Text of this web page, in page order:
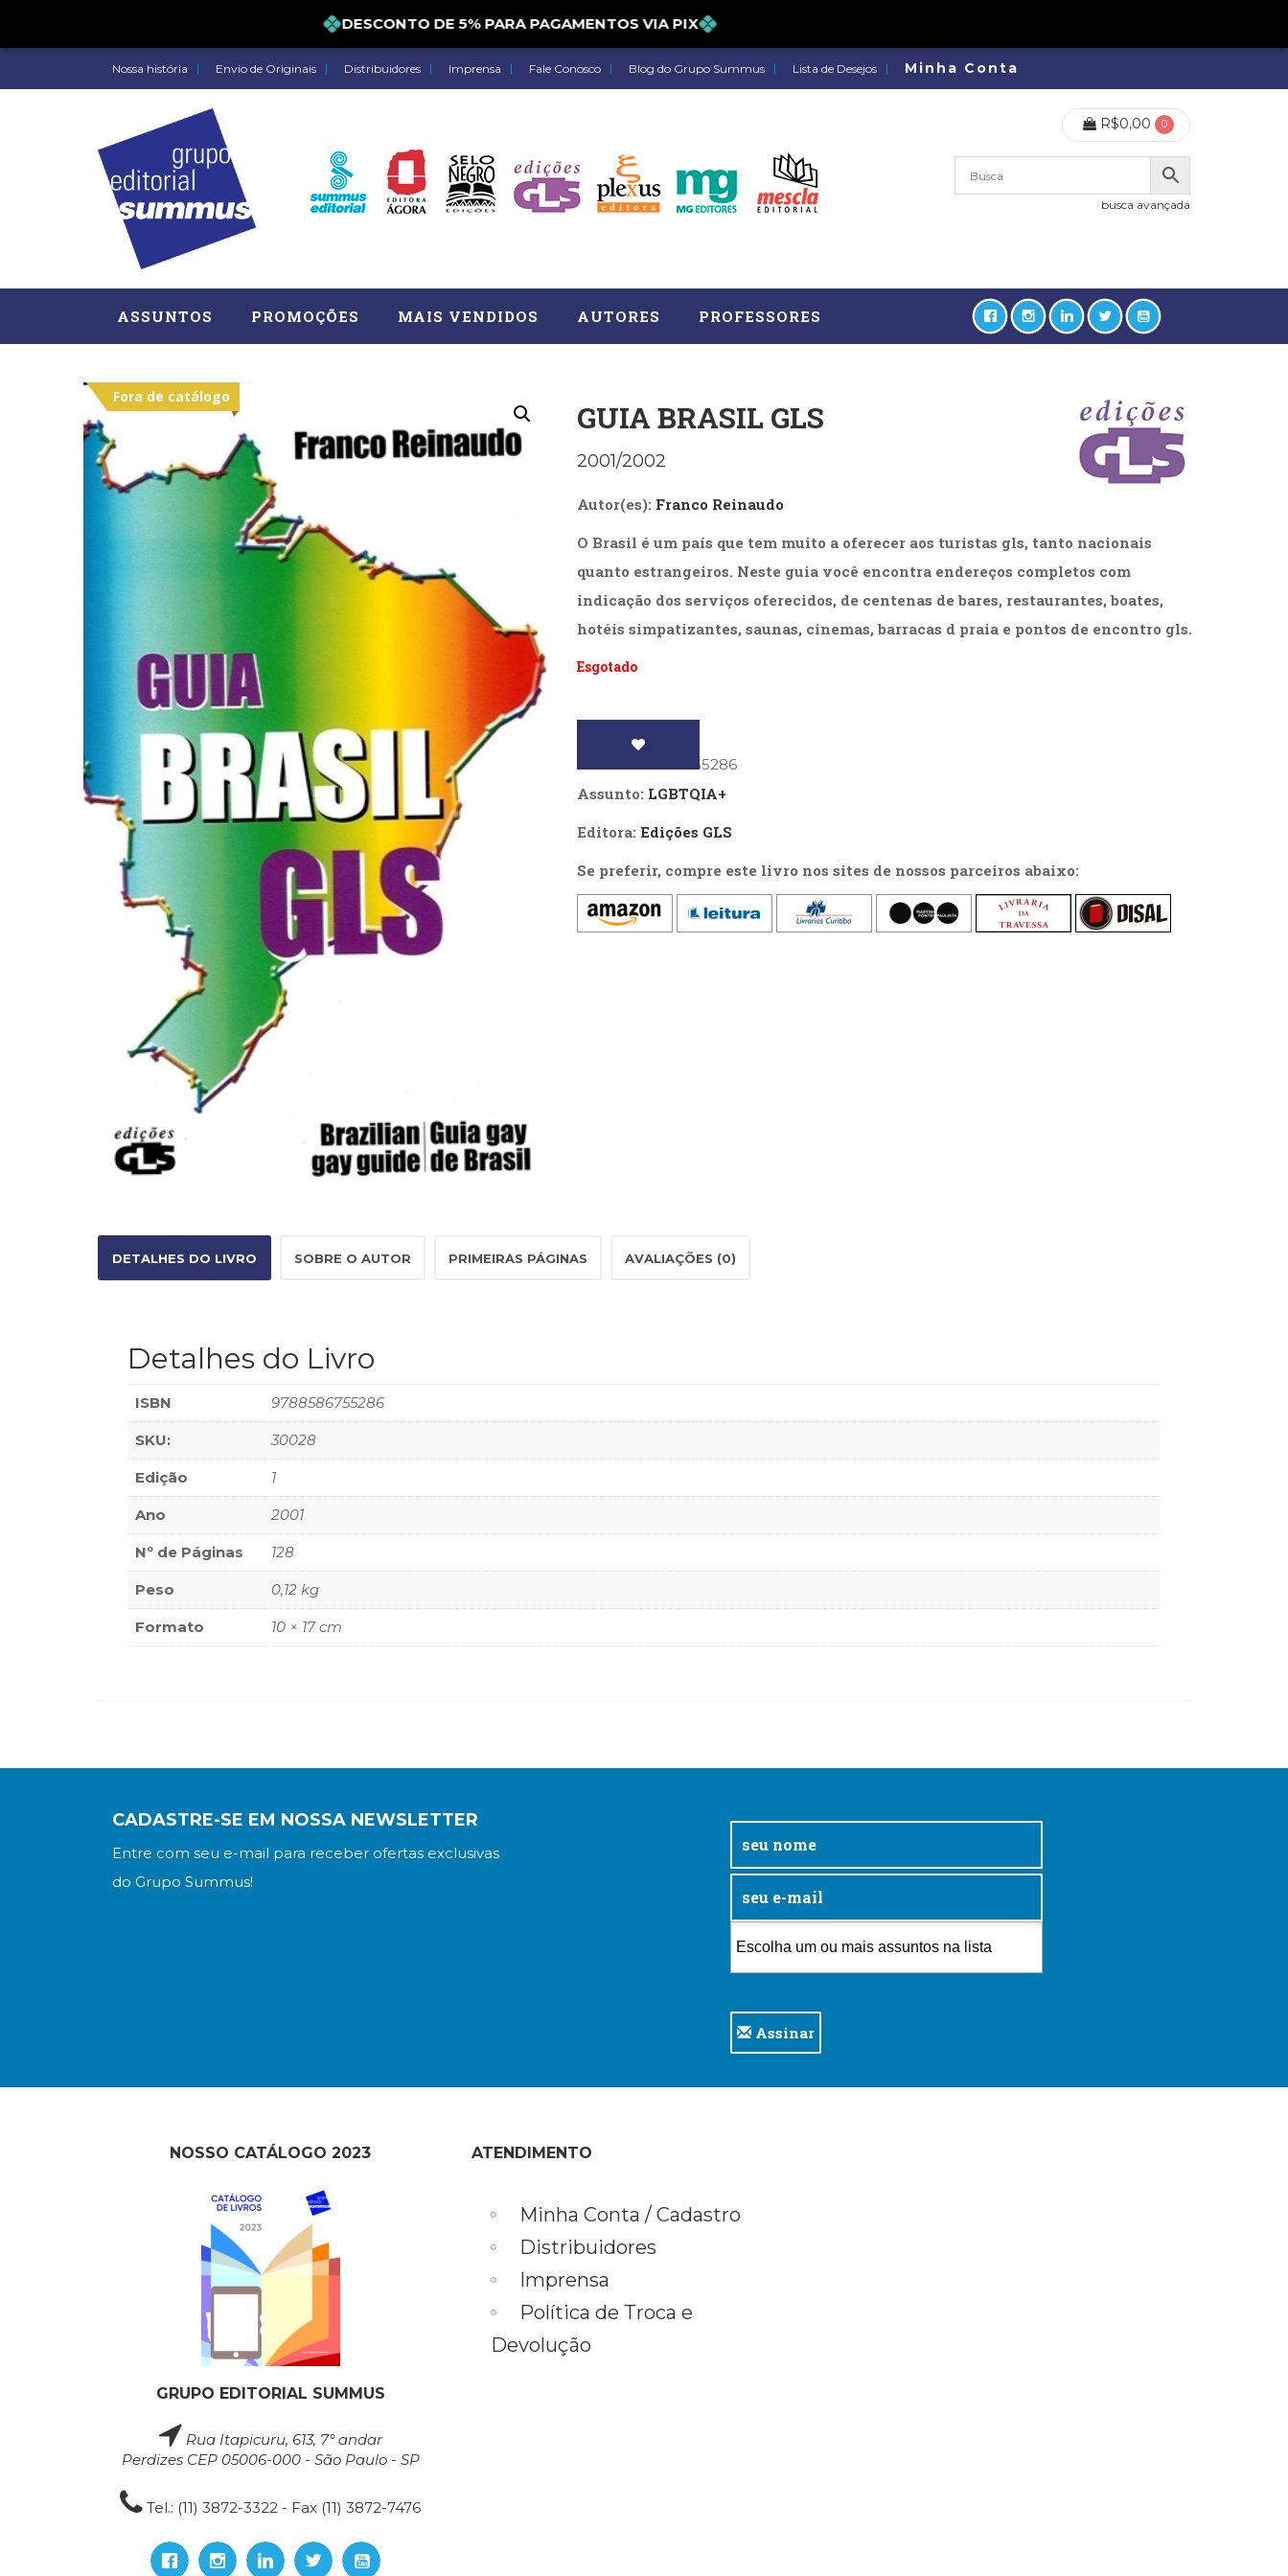
DESCONTO DE 5% PARA PAGAMENTOS VIA PIX
Nossa história Envio de Originais Distribuidores Imprensa Fale Conosco Blog do Grupo Summus Lista de Desejos Minha Conta
R$0,00 0
busca avançada
ASSUNTOS
Administração, RH (77) Astrologia (27)
Atualidades, Política, Direitos Humanos (133)
Autoajuda (95)
Biografias, Depoimentos, Vivências (104)
Cinema (23)
Comportamento (418)
Corpo e Movimento (226)
Culinária, Alimentação (14)
Economia, Negócios (31)
Educação Especial (39)
Gestalt-terapia (93)
Jornalismo (57)
LGBTQIA+ (66)
Literatura Erótica (11)
Literatura, Ficção, Ensaios (69)
Obras de referência (48)
PNL (Programação Neurolingüística) (41)
Puericultura (23)
Rádio (8)
(31)
Religião, Espiritualidade, Filosofia (63) Saúde (132)
Sem categoria (0) Televisão (22)
Terapia Ocupacional (21)
Treinamento e RH (65)
Vida Prática (32)
PROMOÇÕES MAIS VENDIDOS AUTORES PROFESSORES
Fora de catálogo
GUIA BRASIL GLS
2001/2002
Autor(es): Franco Reinaudo
O Brasil é um país que tem muito a oferecer aos turistas gls, tanto nacionais
quanto estrangeiros. Neste guia você encontra endereços completos com
indicação dos serviços oferecidos, de centenas de bares, restaurantes, boates,
hotéis simpatizantes, saunas, cinemas, barracas d praia e pontos de encontro gls.
Esgotado
: 9788586755286
Assunto: LGBTQIA+
Editora: Edições GLS
Se preferir, compre este livro nos sites de nossos parceiros abaixo:
DETALHES DO LIVRO SOBRE O AUTOR PRIMEIRAS PÁGINAS AVALIAÇÕES (0)
Detalhes do Livro
ISBN 9788586755286
SKU: 30028
Edição 1
Ano 2001
Nº de Páginas 128
Peso 0,12 kg
Formato 10 × 17 cm
CADASTRE-SE EM NOSSA NEWSLETTER
Entre com seu e-mail para receber ofertas exclusivas
do Grupo Summus!
Assinar
NOSSO CATÁLOGO 2023
GRUPO EDITORIAL SUMMUS
Rua Itapicuru, 613, 7° andar
Perdizes CEP 05006-000 - São Paulo - SP
Tel.: (11) 3872-3322 - Fax (11) 3872-7476
ATENDIMENTO
Minha Conta / Cadastro
Distribuidores
Imprensa
Política de Troca e
Devolução